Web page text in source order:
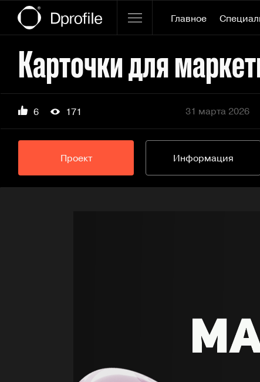
Главное
Карточки для
6 171 31 марта 2026
Проект Информация